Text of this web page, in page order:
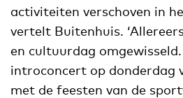
activiteiten verschoven in
vertelt Buitenhuis.
en cultuurdag
introconcert op donderdag
met de feesten van de